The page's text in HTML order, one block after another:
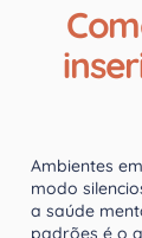
Ambientes
modo
a saúde
padrões é o